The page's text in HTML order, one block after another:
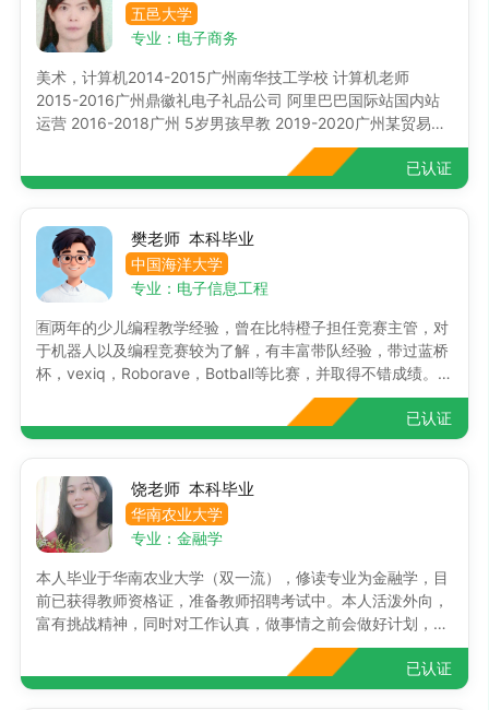
五邑大学
专业：电子商务
美术，计算机2014-2015广州南华技工学校 计算机老师
2015-2016广州鼎徽礼电子礼品公司 阿里巴巴国际站国内站
运营 2016-2018广州 5岁男孩早教 2019-2020广州某贸易公
年级女生 语数英辅导 2021-2022亚运城运动员二区9岁三年级
男生 语数英辅导 2021-2022越秀东山口 广州七中初一重点班
已认证
樊老师 本科毕业
中国海洋大学
专业：电子信息工程
🈶两年的少儿编程教学经验，曾在比特橙子担任竞赛主管，对
于机器人以及编程竞赛较为了解，有丰富带队经验，带过蓝桥
杯，vexiq，Roborave，Botball等比赛，并取得不错成绩。精
通scratch，ev3，了解vex两年的少儿编程授课经验，教学经
已认证
饶老师 本科毕业
华南农业大学
专业：金融学
本人毕业于华南农业大学（双一流），修读专业为金融学，目
前已获得教师资格证，准备教师招聘考试中。本人活泼外向，
富有挑战精神，同时对工作认真，做事情之前会做好计划，并
以结果为导向。本人在校期间因担任班长等班内职务工作尽职
尽责，获得过院级、校级、县级、市级的“优秀学生干部”称
号，可提供奖状。因成绩优异、校园活动及志愿活动积极主
已认证